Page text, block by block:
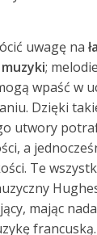
uwagę na
;
wpaść w
Dzięki
utwory
a
Te
mając
francuską.